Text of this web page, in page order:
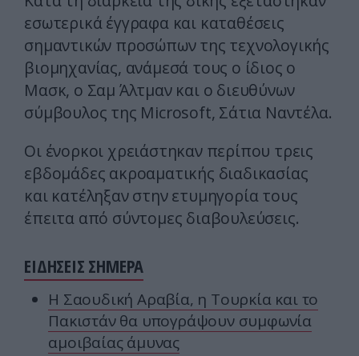
εσωτερικά έγγραφα και καταθέσεις
σημαντικών προσώπων της τεχνολογικής
βιομηχανίας, ανάμεσά τους ο ίδιος ο
Μασκ, ο Σαμ Άλτμαν και ο διευθύνων
σύμβουλος της Microsoft, Σάτια Ναντέλα.
Οι ένορκοι χρειάστηκαν περίπου τρεις
εβδομάδες ακροαματικής διαδικασίας
και κατέληξαν στην ετυμηγορία τους
έπειτα από σύντομες διαβουλεύσεις.
ΕΙΔΗΣΕΙΣ ΣΗΜΕΡΑ
Η Σαουδική Αραβία, η Τουρκία και το
Πακιστάν θα υπογράψουν συμφωνία
αμοιβαίας άμυνας